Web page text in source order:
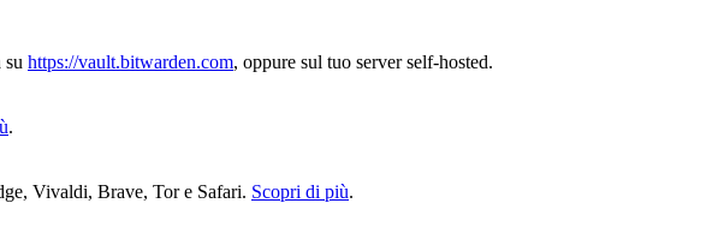
su https://vault.bitwarden.com, oppure sul tuo server self-hosted.
.
Vivaldi, Brave, Tor e Safari. Scopri di più.